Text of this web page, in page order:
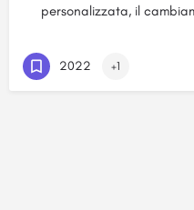
personalizzata, il
2022 +1